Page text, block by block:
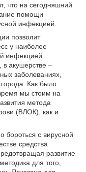
что на сегодняшний
помощи
инфекцией.
позволит
у наиболее
инфекцией
в акушерстве –
заболеваниях,
Как было
мы стоим на
метода
(ВЛОК), как и
бороться с вирусной
средства
развитие
для того,